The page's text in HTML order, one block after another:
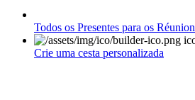
Todos os Presentes para os Réunion
Crie uma cesta personalizada